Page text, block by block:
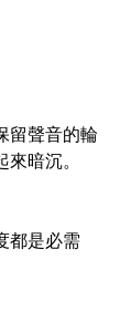
留聲音的輪
暗沉。
都是必需